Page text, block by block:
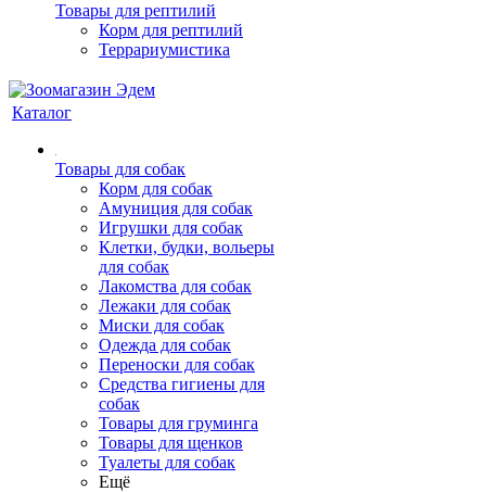
Товары для рептилий
Корм для рептилий
Террариумистика
Каталог
Товары для собак
Корм для собак
Амуниция для собак
Игрушки для собак
Клетки, будки, вольеры
для собак
Лакомства для собак
Лежаки для собак
Миски для собак
Одежда для собак
Переноски для собак
Средства гигиены для
собак
Товары для груминга
Товары для щенков
Туалеты для собак
Ещё